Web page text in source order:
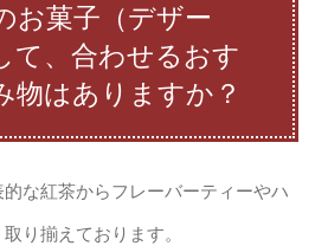
お菓子（デザー
て、合わせるおす
物はありますか？
な紅茶からフレーバーティーやハ
り揃えております。